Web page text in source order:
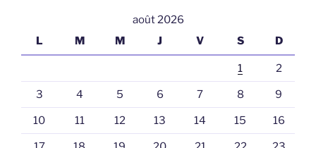
août 2026
L
M M J V S D
1 2
3 4 5 6 7 8 9
10 11 12 13 14 15 16